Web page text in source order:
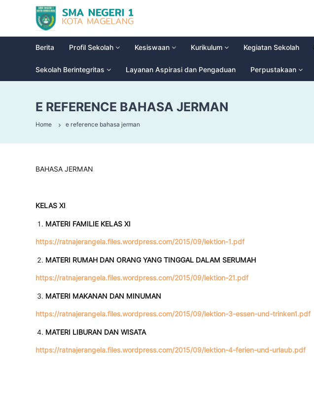
A
N
g
e
i
a
i
o
l
i
c
Berita Profil Sekolah Kesiswaan Kurikulum Kegiatan Sekolah
Sekolah Berintegritas Layanan Aspirasi dan Pengaduan Perpustakaan
E REFERENCE BAHASA JERMAN
Home e reference bahasa jerman
BAHASA JERMAN
KELAS XI
MATERI FAMILIE KELAS XI
https://ratnajerangela.files.wordpress.com/2015/09/lektion-1.pdf
MATERI RUMAH DAN ORANG YANG TINGGAL DALAM SERUMAH
https://ratnajerangela.files.wordpress.com/2015/09/lektion-21.pdf
MATERI MAKANAN DAN MINUMAN
https://ratnajerangela.files.wordpress.com/2015/09/lektion-3-essen-und-trinken1.pdf
MATERI LIBURAN DAN WISATA
https://ratnajerangela.files.wordpress.com/2015/09/lektion-4-ferien-und-urlaub.pdf